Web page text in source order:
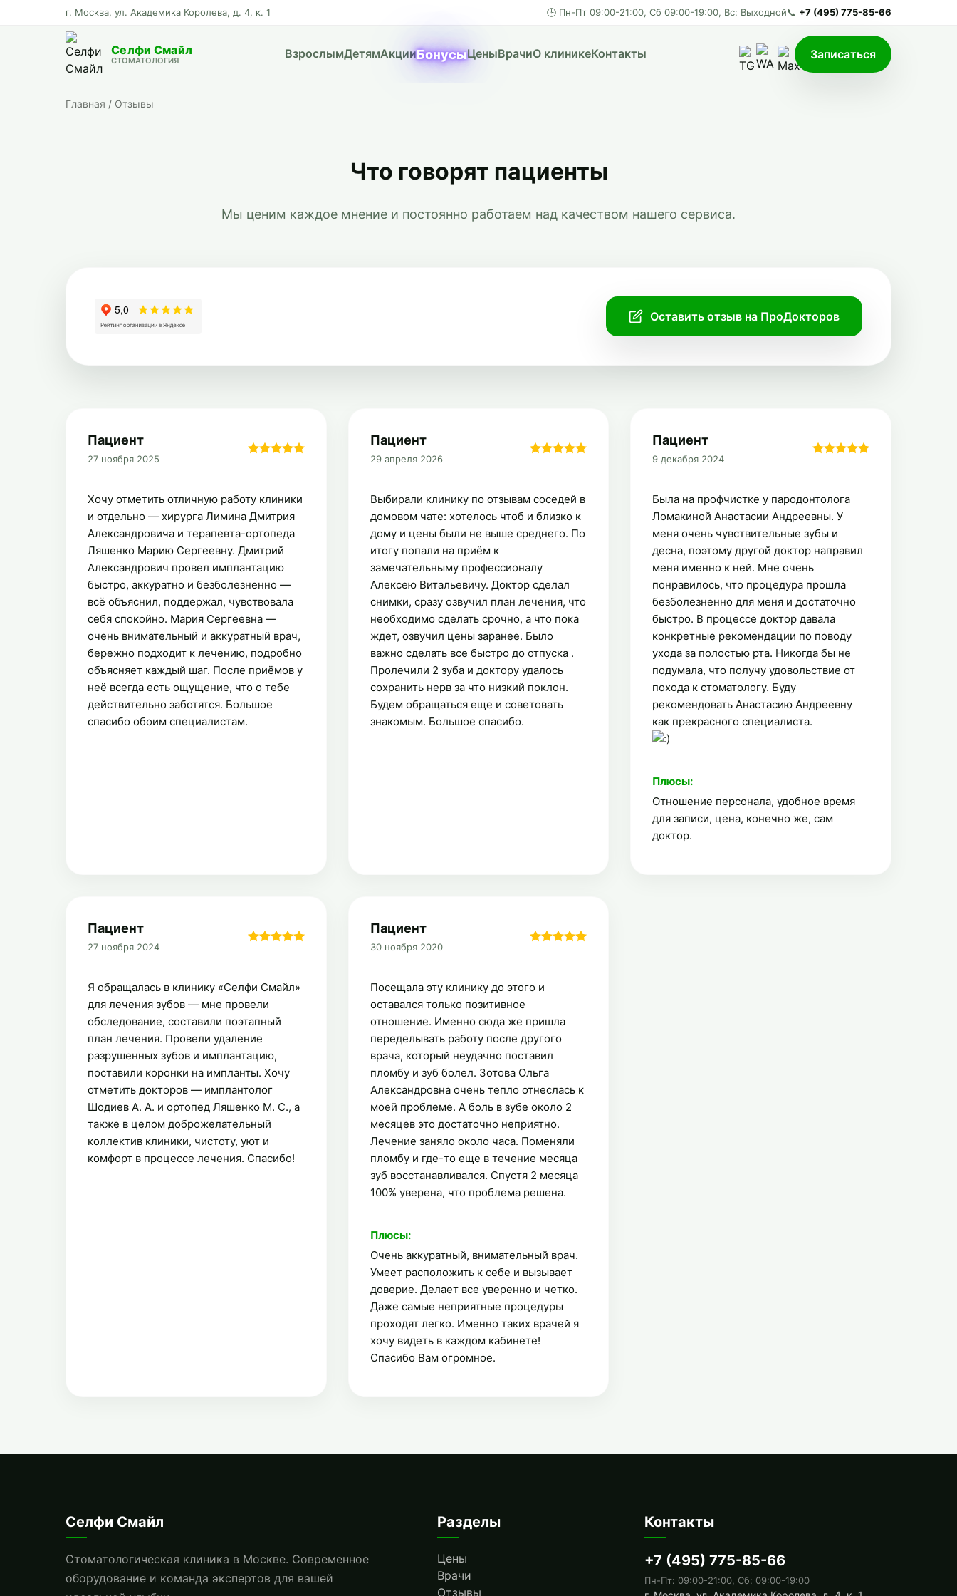
г. Москва, ул. Академика Королева, д. 4, к. 1 🕒 Пн-Пт 09:00-21:00, Сб 09:00-19:00, Вс: Выходной📞 +7 (495) 775-85-66
Селфи Смайл
СТОМАТОЛОГИЯ ВзрослымДетямАкцииБонусыЦеныВрачиО клиникеКонтакты Записаться
Главная / Отзывы
Что говорят пациенты
Мы ценим каждое мнение и постоянно работаем над качеством нашего сервиса.
Оставить отзыв на ПроДокторов
Пациент
27 ноября 2025
Хочу отметить отличную работу клиники
и отдельно — хирурга Лимина Дмитрия
Александровича и терапевта-ортопеда
Ляшенко Марию Сергеевну. Дмитрий
Александрович провел имплантацию
быстро, аккуратно и безболезненно —
всё объяснил, поддержал, чувствовала
себя спокойно. Мария Сергеевна —
очень внимательный и аккуратный врач,
бережно подходит к лечению, подробно
объясняет каждый шаг. После приёмов у
неё всегда есть ощущение, что о тебе
действительно заботятся. Большое
спасибо обоим специалистам.
Пациент
29 апреля 2026
Выбирали клинику по отзывам соседей в
домовом чате: хотелось чтоб и близко к
дому и цены были не выше среднего. По
итогу попали на приём к
замечательныму профессионалу
Алексею Витальевичу. Доктор сделал
снимки, сразу озвучил план лечения, что
необходимо сделать срочно, а что пока
ждет, озвучил цены заранее. Было
важно сделать все быстро до отпуска .
Пролечили 2 зуба и доктору удалось
сохранить нерв за что низкий поклон.
Будем обращаться еще и советовать
знакомым. Большое спасибо.
Пациент
9 декабря 2024
Была на профчистке у пародонтолога
Ломакиной Анастасии Андреевны. У
меня очень чувствительные зубы и
десна, поэтому другой доктор направил
меня именно к ней. Мне очень
понравилось, что процедура прошла
безболезненно для меня и достаточно
быстро. В процессе доктор давала
конкретные рекомендации по поводу
ухода за полостью рта. Никогда бы не
подумала, что получу удовольствие от
похода к стоматологу. Буду
рекомендовать Анастасию Андреевну
как прекрасного специалиста.
Плюсы:
Отношение персонала, удобное время
для записи, цена, конечно же, сам
доктор.
Пациент
27 ноября 2024
Я обращалась в клинику «Селфи Смайл»
для лечения зубов ​ — мне провели
обследование, составили поэтапный
план лечения. Провели удаление
разрушенных зубов и имплантацию,
поставили коронки ​ на импланты​. Хочу
отметить докторов — имплантолог
Шодиев А. А. и ортопед Ляшенко М. С., а
также в целом доброжелательный
коллектив клиники, чистоту, уют и
комфорт в процессе лечения. Спасибо!
Пациент
30 ноября 2020
Посещала эту клинику до этого и
оставался только позитивное
отношение. Именно сюда же пришла
переделывать работу после другого
врача, который неудачно поставил
пломбу и зуб болел. Зотова Ольга
Александровна очень тепло отнеслась к
моей проблеме. А боль в зубе около 2
месяцев это достаточно неприятно.
Лечение заняло около часа. Поменяли
пломбу и где-то еще в течение месяца
зуб восстанавливался. Спустя 2 месяца
100% уверена, что проблема решена.
Плюсы:
Очень аккуратный, внимательный врач.
Умеет расположить к себе и вызывает
доверие. Делает все уверенно и четко.
Даже самые неприятные процедуры
проходят легко. Именно таких врачей я
хочу видеть в каждом кабинете!
Спасибо Вам огромное.
Селфи Смайл
Стоматологическая клиника в Москве. Современное
оборудование и команда экспертов для вашей
Разделы
Цены
Врачи
Отзывы
Контакты
+7 (495) 775-85-66
Пн-Пт: 09:00-21:00, Сб: 09:00-19:00